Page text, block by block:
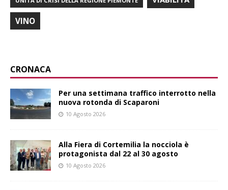
VINO
CRONACA
Per una settimana traffico interrotto nella
nuova rotonda di Scaparoni
10 Agosto 2026
Alla Fiera di Cortemilia la nocciola è
protagonista dal 22 al 30 agosto
10 Agosto 2026